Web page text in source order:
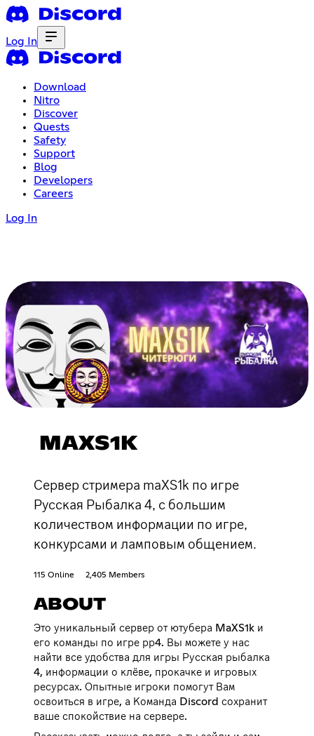
Log In
Download
Nitro
Discover
Quests
Safety
Support
Blog
Developers
Careers
Log In
MAXS1K
Сервер стримера maXS1k по игре
Русская Рыбалка 4, с большим
количеством информации по игре,
конкурсами и ламповым общением.
115 Online 2,405 Members
ABOUT
Это уникальный сервер от ютубера MaXS1k и
его команды по игре рр4. Вы можете у нас
найти все удобства для игры Русская рыбалка
4, информации о клёве, прокачке и игровых
ресурсах. Опытные игроки помогут Вам
освоиться в игре, а Команда Discord сохранит
ваше спокойствие на сервере.